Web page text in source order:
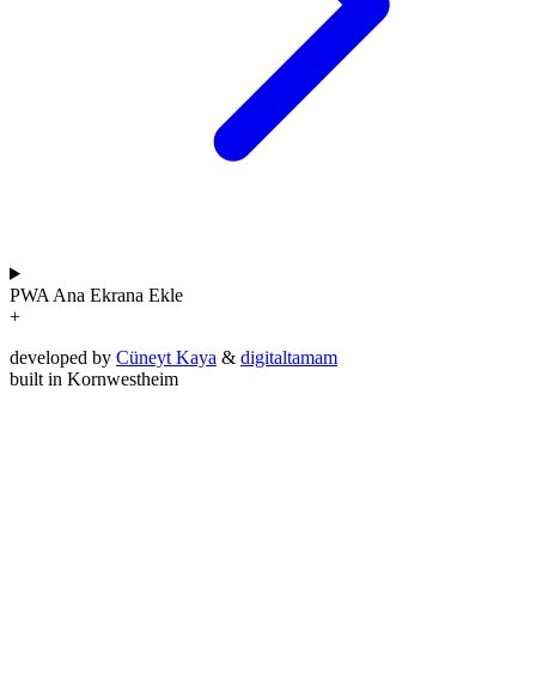
PWA Ana Ekrana Ekle
+
developed by Cüneyt Kaya & digitaltamam
built in Kornwestheim